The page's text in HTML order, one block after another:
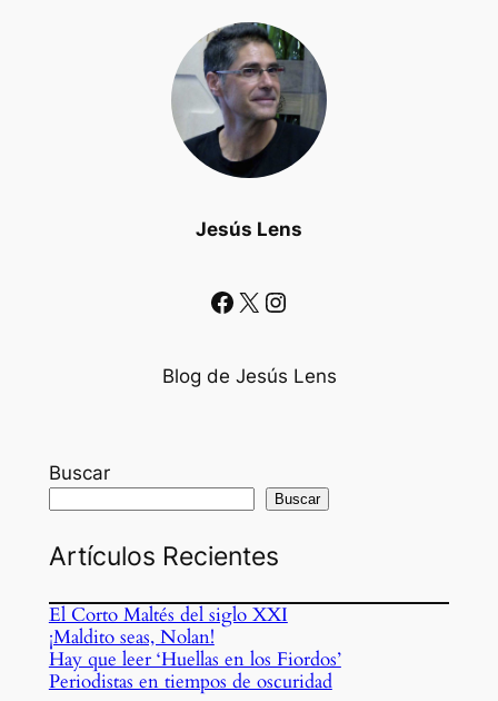
Jesús Lens
Facebook X Instagram
Blog de Jesús Lens
Buscar
Buscar
Artículos Recientes
El Corto Maltés del siglo XXI
¡Maldito seas, Nolan!
Hay que leer ‘Huellas en los Fiordos’
Periodistas en tiempos de oscuridad